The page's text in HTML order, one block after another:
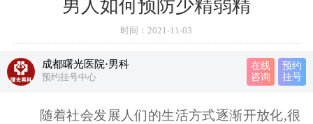
男人如何预防少精弱精
时间：2021-11-03
成都曙光医院·男科
预约挂号中心
在线
咨询
预约
挂号
随着社会发展人们的生活方式逐渐开放化,很